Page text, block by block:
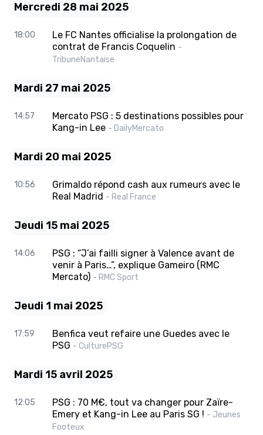
Mercredi 28 mai 2025
18:00
Le FC Nantes officialise la prolongation de
contrat de Francis Coquelin -
TribuneNantaise
Mardi 27 mai 2025
14:57
Mercato PSG : 5 destinations possibles pour
Kang-in Lee - DailyMercato
Mardi 20 mai 2025
10:56
Grimaldo répond cash aux rumeurs avec le
Real Madrid - Real France
Jeudi 15 mai 2025
14:06
PSG : “J’ai failli signer à Valence avant de
venir à Paris…”, explique Gameiro (RMC
Mercato) - RMC Sport
Jeudi 1 mai 2025
17:59
Benfica veut refaire une Guedes avec le
PSG - CulturePSG
Mardi 15 avril 2025
12:05
PSG : 70 M€, tout va changer pour Zaïre-
Emery et Kang-in Lee au Paris SG ! - Jeunes
Footeux